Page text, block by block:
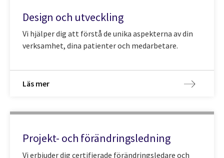
Design och utveckling
Vi hjälper dig att förstå de unika aspekterna av din
verksamhet, dina patienter och medarbetare.
Läs mer
Projekt- och förändringsledning
Vi erbjuder dig certifierade förändringsledare och